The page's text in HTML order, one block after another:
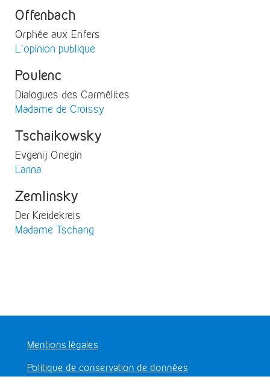
Offenbach
Orphée aux Enfers
L'opinion publique
Poulenc
Dialogues des Carmélites
Madame de Croissy
Tschaikowsky
Evgenij Onegin
Larina
Zemlinsky
Der Kreidekreis
Madame Tschang
Mentions légales
Politique de conservation de données